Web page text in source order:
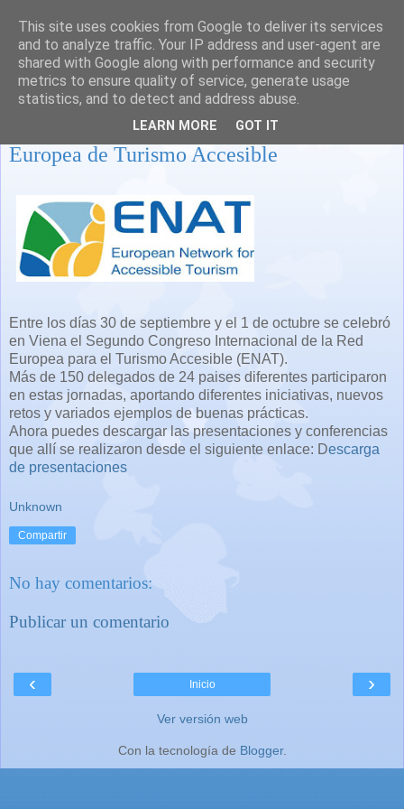
II Congreso Internacional de la Red
Europea de Turismo Accesible
Entre los días 30 de septiembre y el 1 de octubre se celebró
en Viena el Segundo Congreso Internacional de la Red
Europea para el Turismo Accesible (ENAT).
Más de 150 delegados de 24 paises diferentes participaron
en estas jornadas, aportando diferentes iniciativas, nuevos
retos y variados ejemplos de buenas prácticas.
Ahora puedes descargar las presentaciones y conferencias
que allí se realizaron desde el siguiente enlace: Descarga
de presentaciones
Unknown
Compartir
No hay comentarios:
Publicar un comentario
‹ ›
Inicio
Ver versión web
Con la tecnología de Blogger.
This site uses cookies from Google to deliver its services
and to analyze traffic. Your IP address and user-agent are
shared with Google along with performance and security
metrics to ensure quality of service, generate usage
statistics, and to detect and address abuse.
LEARN MORE GOT IT